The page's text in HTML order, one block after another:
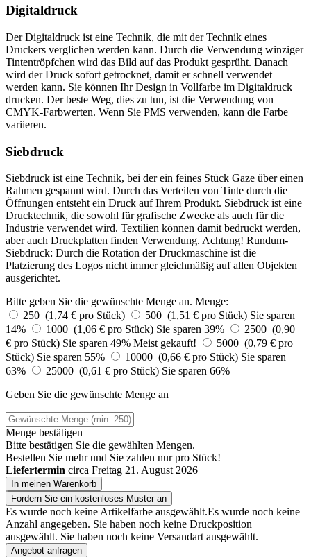
Digitaldruck
Der Digitaldruck ist eine Technik, die mit der Technik eines
Druckers verglichen werden kann. Durch die Verwendung winziger
Tintentröpfchen wird das Bild auf das Produkt gesprüht. Danach
wird der Druck sofort getrocknet, damit er schnell verwendet
werden kann. Sie können Ihr Design in Vollfarbe im Digitaldruck
drucken. Der beste Weg, dies zu tun, ist die Verwendung von
CMYK-Farbwerten. Wenn Sie PMS verwenden, kann die Farbe
variieren.
Siebdruck
Siebdruck ist eine Technik, bei der ein feines Stück Gaze über einen
Rahmen gespannt wird. Durch das Verteilen von Tinte durch die
Öffnungen entsteht ein Druck auf Ihrem Produkt. Siebdruck ist eine
Drucktechnik, die sowohl für grafische Zwecke als auch für die
Industrie verwendet wird. Textilien können damit bedruckt werden,
aber auch Druckplatten finden Verwendung. Achtung! Rundum-
Siebdruck: Durch die Rotation der Druckmaschine ist die
Platzierung des Logos nicht immer gleichmäßig auf allen Objekten
ausgerichtet.
Bitte geben Sie die gewünschte Menge an. Menge:
250 (1,74 € pro Stück)
500 (1,51 € pro Stück) Sie sparen
14%
1000 (1,06 € pro Stück) Sie sparen 39%
2500 (0,90
€ pro Stück) Sie sparen 49% Meist gekauft!
5000 (0,79 € pro
Stück) Sie sparen 55% 10000 (0,66 € pro Stück) Sie sparen
63%
25000 (0,61 € pro Stück) Sie sparen 66%
Geben Sie die gewünschte Menge an
Menge bestätigen
Bitte bestätigen Sie die gewählten Mengen.
Bestellen Sie mehr und Sie zahlen nurpro Stück!
Liefertermin circa Freitag 21. August 2026
In meinen Warenkorb
Fordern Sie ein kostenloses Muster an
Es wurde noch keine Artikelfarbe ausgewählt.Es wurde noch keine
Anzahl angegeben. Sie haben noch keine Druckposition
ausgewählt. Sie haben noch keine Versandart ausgewählt.
Angebot anfragen